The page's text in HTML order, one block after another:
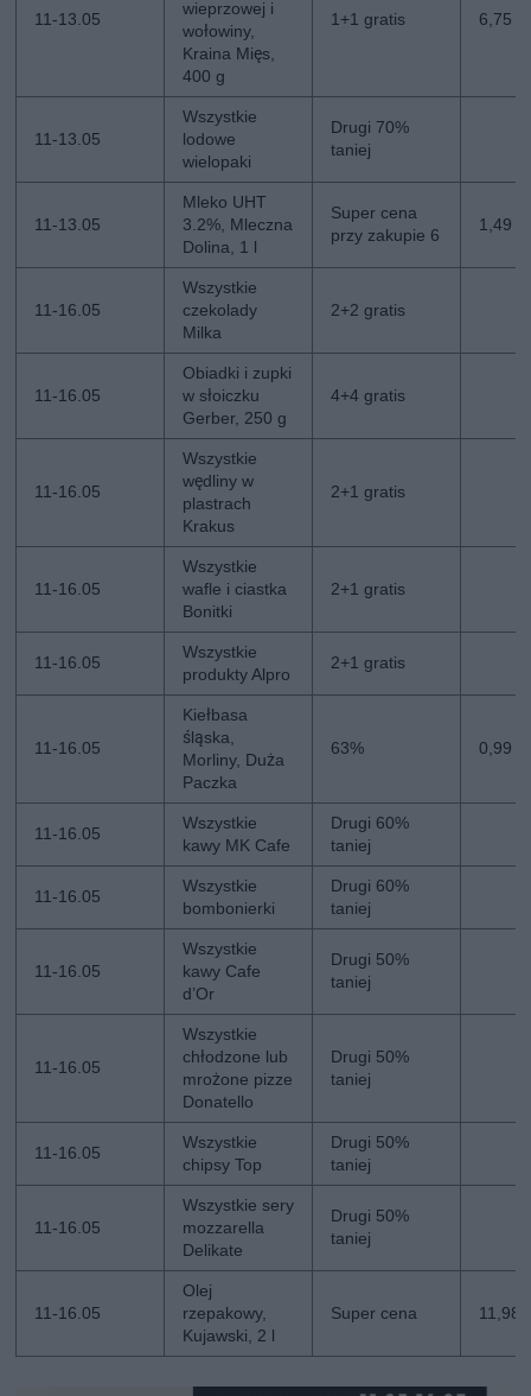
11-13.05
wieprzowej i
wołowiny,
Kraina Mięs,
400 g
1+1 gratis 6,75
11-13.05
Wszystkie
lodowe
wielopaki
Drugi 70%
taniej
11-13.05
Mleko UHT
3.2%, Mleczna
Dolina, 1 l
Super cena
przy zakupie 6
1,49
11-16.05
Wszystkie
czekolady
Milka
2+2 gratis
11-16.05
Obiadki i zupki
w słoiczku
Gerber, 250 g
4+4 gratis
11-16.05
Wszystkie
wędliny w
plastrach
Krakus
2+1 gratis
11-16.05
Wszystkie
wafle i ciastka
Bonitki
2+1 gratis
11-16.05
Wszystkie
produkty Alpro
2+1 gratis
11-16.05
Kiełbasa
śląska,
Morliny, Duża
Paczka
63% 0,99
11-16.05
Wszystkie
kawy MK Cafe
Drugi 60%
taniej
11-16.05
Wszystkie
bombonierki
Drugi 60%
taniej
11-16.05
Wszystkie
kawy Cafe
d’Or
Drugi 50%
taniej
11-16.05
Wszystkie
chłodzone lub
mrożone pizze
Donatello
Drugi 50%
taniej
11-16.05
Wszystkie
chipsy Top
Drugi 50%
taniej
11-16.05
Wszystkie sery
mozzarella
Delikate
Drugi 50%
taniej
11-16.05
Olej
rzepakowy,
Kujawski, 2 l
Super cena 11,98